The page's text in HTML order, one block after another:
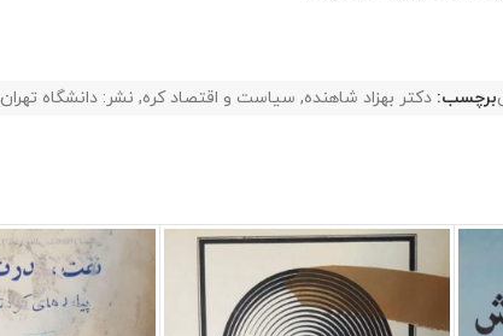
برچسب: دکتر بهزاد شاهنده, سیاست و اقتصاد کره, نشر: دانشگاه تهران